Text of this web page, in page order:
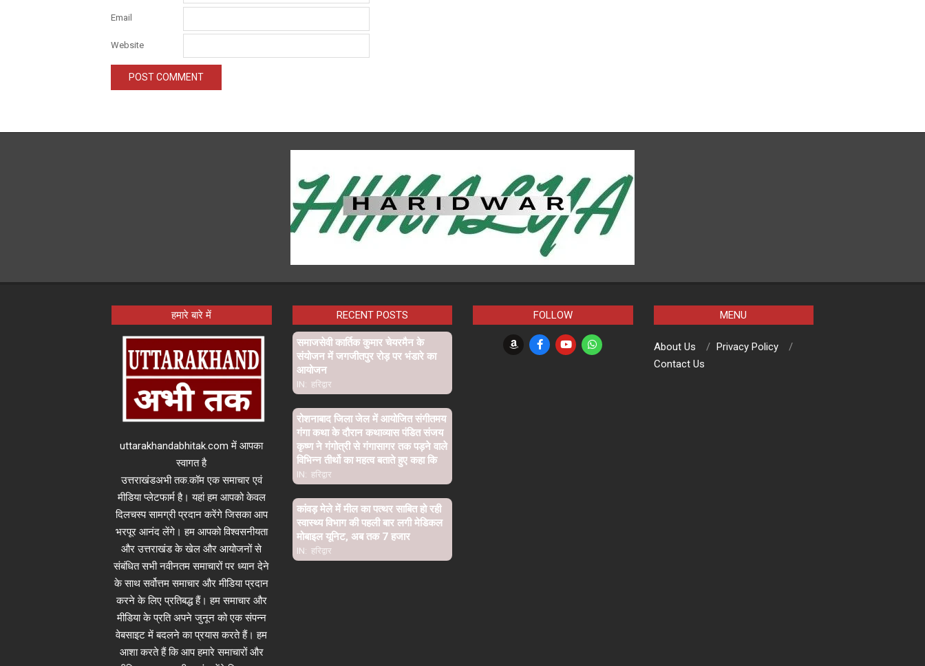
Email
Website
हमारे बारे में
uttarakhandabhitak.com में आपका
स्वागत है
उत्तराखंडअभी तक.कॉम एक समाचार एवं
मीडिया प्लेटफार्म है। यहां हम आपको केवल
दिलचस्प सामग्री प्रदान करेंगे जिसका आप
भरपूर आनंद लेंगे। हम आपको विश्वसनीयता
और उत्तराखंड के खेल और आयोजनों से
संबंधित सभी नवीनतम समाचारों पर ध्यान देने
के साथ सर्वोत्तम समाचार और मीडिया प्रदान
करने के लिए प्रतिबद्ध हैं। हम समाचार और
मीडिया के प्रति अपने जुनून को एक संपन्न
वेबसाइट में बदलने का प्रयास करते हैं। हम
आशा करते हैं कि आप हमारे समाचारों और
RECENT POSTS
समाजसेवी कार्तिक कुमार चेयरमैन के
संयोजन में जगजीतपुर रोड़ पर भंडारे का
आयोजन
IN: हरिद्वार
रोशनाबाद जिला जेल में आयोजित संगीतमय
गंगा कथा के दौरान कथाव्यास पंडित संजय
कृष्ण ने गंगोत्री से गंगासागर तक पड़ने वाले
विभिन्न तीर्थो का महत्व बताते हुए कहा कि
IN: हरिद्वार
कांवड़ मेले में मील का पत्थर साबित हो रही
स्वास्थ्य विभाग की पहली बार लगी मेडिकल
मोबाइल यूनिट, अब तक 7 हजार
IN: हरिद्वार
FOLLOW MENU
About Us
Privacy Policy
Contact Us